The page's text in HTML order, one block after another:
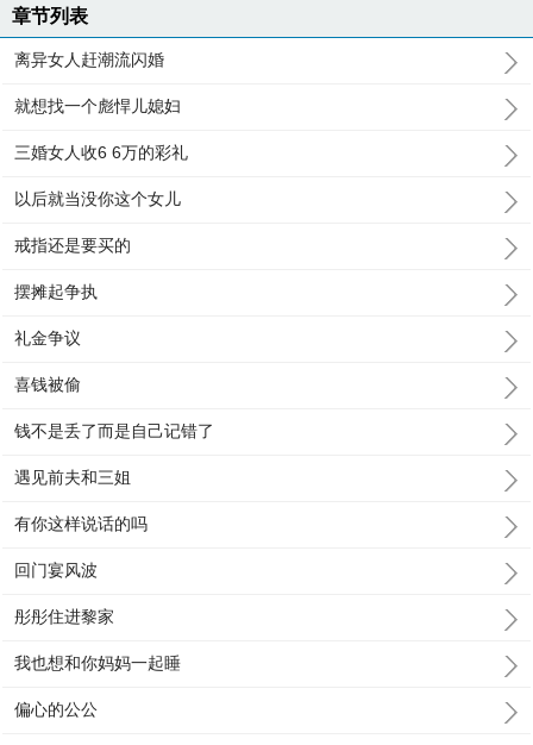
章节列表
离异女人赶潮流闪婚
就想找一个彪悍儿媳妇
三婚女人收6 6万的彩礼
以后就当没你这个女儿
戒指还是要买的
摆摊起争执
礼金争议
喜钱被偷
钱不是丢了而是自己记错了
遇见前夫和三姐
有你这样说话的吗
回门宴风波
彤彤住进黎家
我也想和你妈妈一起睡
偏心的公公